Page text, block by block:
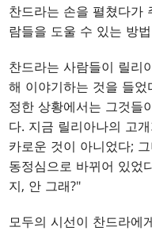
찬드라는 손을 펼쳤다가
람들을 도울 수 있는 방
찬드라는 사람들이 릴리
해 이야기하는 것을 들
정한 상황에서는 그것들
다. 지금 릴리아나의 고
카로운 것이 아니었다;
동정심으로 바뀌어 있었
지, 안 그래?"
모두의 시선이 찬드라에